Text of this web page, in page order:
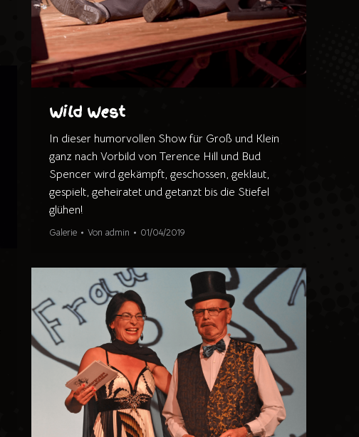
Wild West
In dieser humorvollen Show für Groß und Klein
ganz nach Vorbild von Terence Hill und Bud
Spencer wird gekämpft, geschossen, geklaut,
gespielt, geheiratet und getanzt bis die Stiefel
glühen!
Galerie Von admin 01/04/2019